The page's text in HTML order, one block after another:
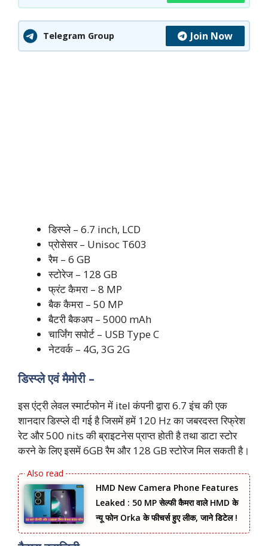
Telegram Group Join Now
डिस्प्ले – 6.7 inch, LCD
प्रोसेसर – Unisoc T603
रैम – 6 GB
स्टोरेज – 128 GB
फ्रंट कैमरा – 8 MP
बैक कैमरा – 50 MP
बैटरी बैकअप – 5000 mAh
चार्जिंग सपोर्ट – USB Type C
नेटवर्क – 4G, 3G 2G
डिस्प्ले एवं मैमोरी –
इस एंट्री लेवल स्मार्टफोन में itel कंपनी द्वारा 6.7 इंच की एक
शानदार डिस्प्ले दी गई है जिसमें हमें 120 Hz का जबरदस्त रिफ्रेश
रेट और 500 nits की ब्राइटनेस प्राप्त होती है तथा डाटा स्टोर
करने के लिए इसमें 6GB रैम और 128 GB स्टोरेज मिल सकती है।
HMD New Camera Phone Features
Leaked : 50 MP सेल्फी कैमरा वाले HMD के
न्यू फोन Orka के फीचर्स हुए लीक, जाने डिटेल !